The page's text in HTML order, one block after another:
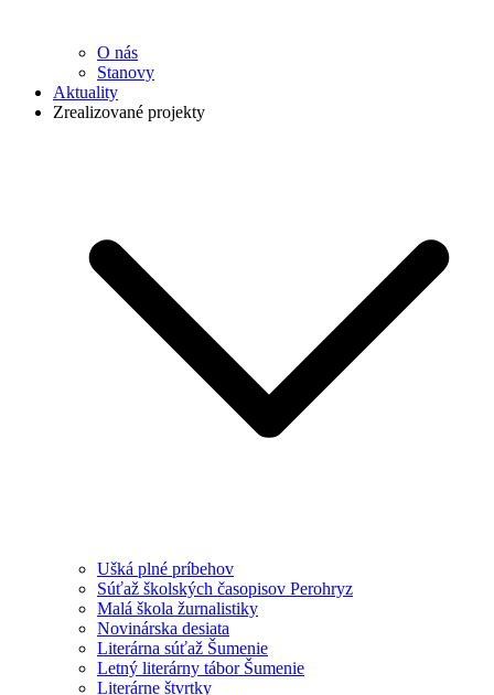
O nás
Stanovy
Aktuality
Zrealizované projekty
Ušká plné príbehov
Súťaž školských časopisov Perohryz
Malá škola žurnalistiky
Novinárska desiata
Literárna súťaž Šumenie
Letný literárny tábor Šumenie
Literárne štvrtky